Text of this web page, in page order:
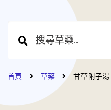
首頁 草藥 甘草附子湯